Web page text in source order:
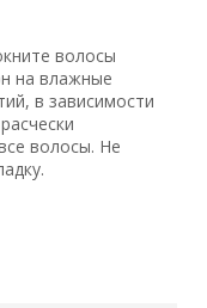
волосы
на влажные
в зависимости
волосы. Не